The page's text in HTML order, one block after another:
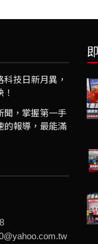
技日新月異，
聞，掌握第一手
的報導，最能滿